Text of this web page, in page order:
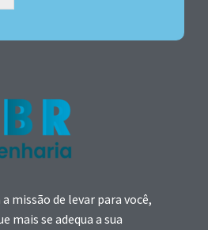
missão de levar para você,
mais se adequa a sua